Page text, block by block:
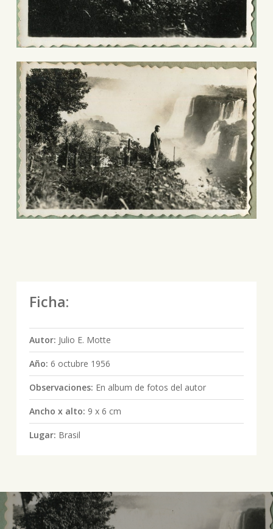
Ficha:
Autor: Julio E. Motte
Año: 6 octubre 1956
Observaciones: En album de fotos del autor
Ancho x alto: 9 x 6 cm
Lugar: Brasil